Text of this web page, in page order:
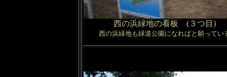
西の浜緑地の看板 (３つ目)
西の浜緑地も緑道公園になればと願ってい